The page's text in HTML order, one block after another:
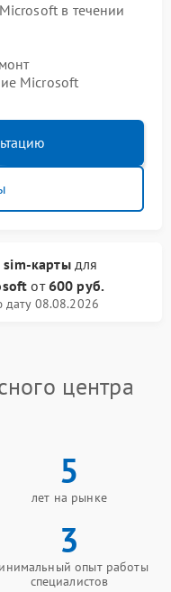
в течении
Microsoft
sim-картыдля
от600 руб.
дату 08.08.2026
центра
5
лет на рынке
3
опыт работы
специалистов